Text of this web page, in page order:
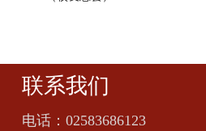
联系我们
电话： 02583686123